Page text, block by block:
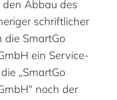
den Abbau des
schriftlicher
die SmartGo
ein Service-
„SmartGo
noch der